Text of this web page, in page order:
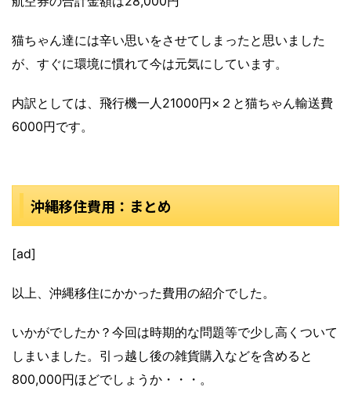
猫ちゃん達には辛い思いをさせてしまったと思いました
が、すぐに環境に慣れて今は元気にしています。
内訳としては、飛行機一人21000円×２と猫ちゃん輸送費
6000円です。
沖縄移住費用：まとめ
[ad]
以上、沖縄移住にかかった費用の紹介でした。
いかがでしたか？今回は時期的な問題等で少し高くついて
しまいました。引っ越し後の雑貨購入などを含めると
800,000円ほどでしょうか・・・。